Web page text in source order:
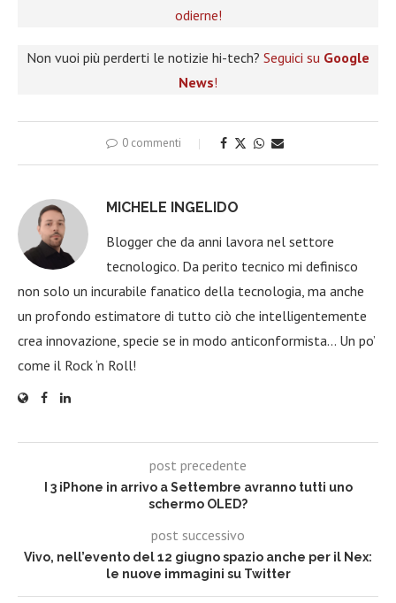
odierne!
Non vuoi più perderti le notizie hi-tech? Seguici su Google
News!
0 commenti
MICHELE INGELIDO
Blogger che da anni lavora nel settore
tecnologico. Da perito tecnico mi definisco
non solo un incurabile fanatico della tecnologia, ma anche
un profondo estimatore di tutto ciò che intelligentemente
crea innovazione, specie se in modo anticonformista… Un po’
come il Rock ‘n Roll!
post precedente
I 3 iPhone in arrivo a Settembre avranno tutti uno
schermo OLED?
post successivo
Vivo, nell’evento del 12 giugno spazio anche per il Nex:
le nuove immagini su Twitter